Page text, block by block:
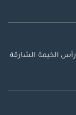
رأس الخيمة الشارقة